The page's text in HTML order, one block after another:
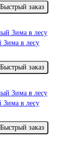
Быстрый заказ
Зима в лесу
Быстрый заказ
Зима в лесу
Быстрый заказ